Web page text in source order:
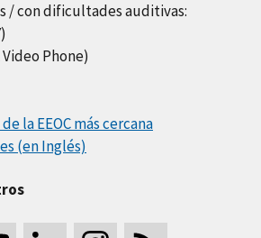
/ con dificultades auditivas:
Video Phone)
la EEOC más cercana
(en Inglés)